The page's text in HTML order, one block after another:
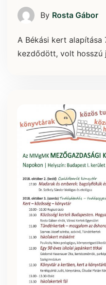
By Rosta Gábor
A Békási kert alapítása
kezdődött, volt hosszú